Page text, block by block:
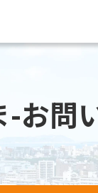
-お問